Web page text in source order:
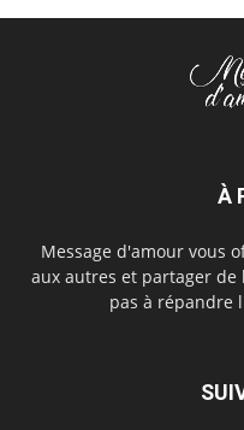
À
Message d'amour vous
aux autres et partager de
pas à répandre